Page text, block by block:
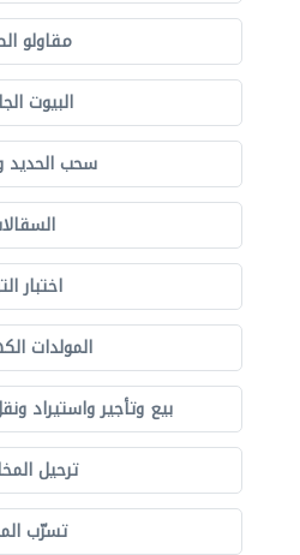
مقاولو
البيوت
سحب الحديد
اختبار
المولدات
بيع وتأجير واستيراد
ترحيل
تسرّب